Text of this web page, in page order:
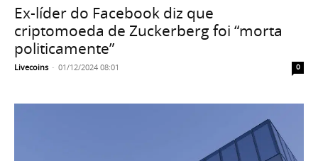
Ex-líder do Facebook diz que
criptomoeda de Zuckerberg foi “morta
politicamente”
Livecoins - 01/12/2024 08:01 0